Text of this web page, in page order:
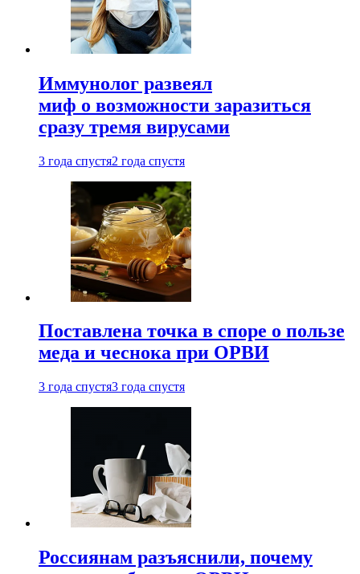
Иммунолог развеял
миф о возможности заразиться
сразу тремя вирусами
3 года спустя2 года спустя
Поставлена точка в споре о пользе
меда и чеснока при ОРВИ
3 года спустя3 года спустя
Россиянам разъяснили, почему